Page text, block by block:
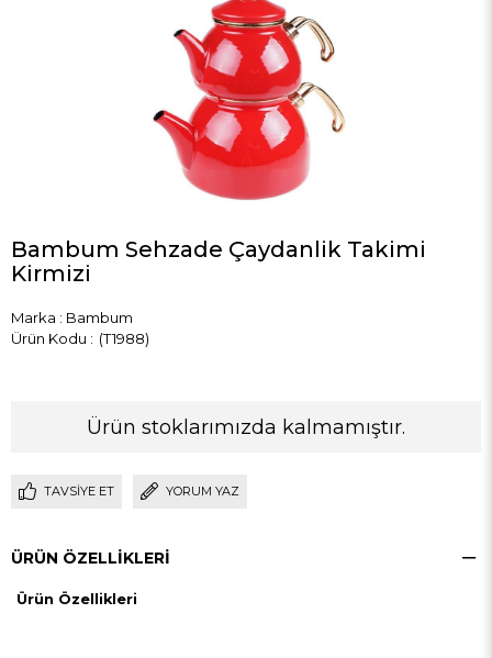
Bambum Sehzade Çaydanlik Takimi
Kirmizi
Marka : Bambum
(T1988)
Ürün stoklarımızda kalmamıştır.
TAVSIYE ET YORUM YAZ
ÜRÜN ÖZELLIKLERI
Ürün Özellikleri